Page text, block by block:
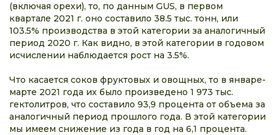
(включая орехи), то, по данным GUS, в первом
квартале 2021 г. оно составило 38.5 тыс. тонн, или
103.5% производства в этой категории за аналогичный
период 2020 г. Как видно, в этой категории в годовом
исчислении наблюдается рост на 3.5%.
Что касается соков фруктовых и овощных, то в январе-
марте 2021 года их было произведено 1 973 тыс.
гектолитров, что составило 93,9 процента от объема за
аналогичный период прошлого года. В этой категории
мы имеем снижение из года в год на 6,1 процента.